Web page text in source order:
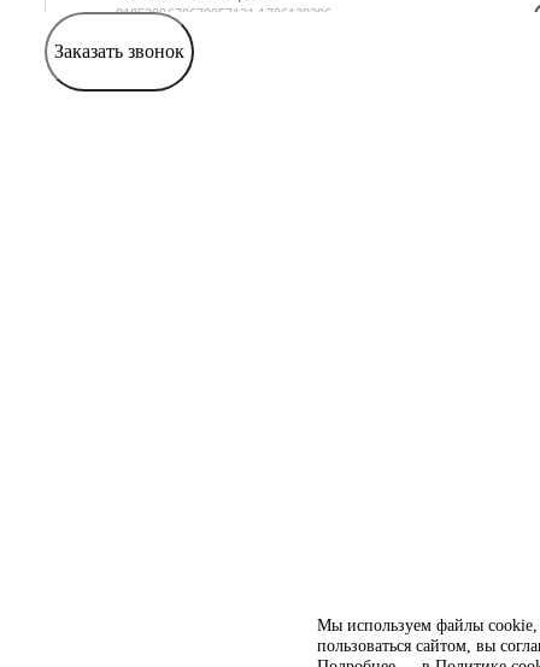
Мы используем файлы cookie,
пользоваться сайтом, вы
Заказать звонок